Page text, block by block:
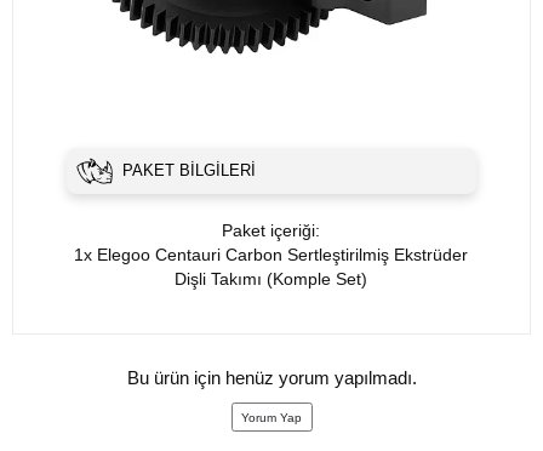
PAKET BILGILERI
Paket içeriği:
1x Elegoo Centauri Carbon Sertleştirilmiş Ekstrüder
Dişli Takımı (Komple Set)
Bu ürün için henüz yorum yapılmadı.
Yorum Yap